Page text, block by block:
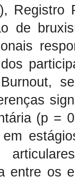
Registro
de
(p =
entre os